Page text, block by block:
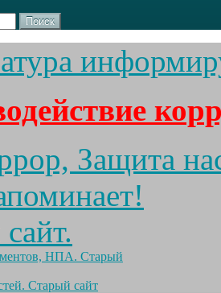
Поиск
Защита
НПА. Старый
Старый сайт